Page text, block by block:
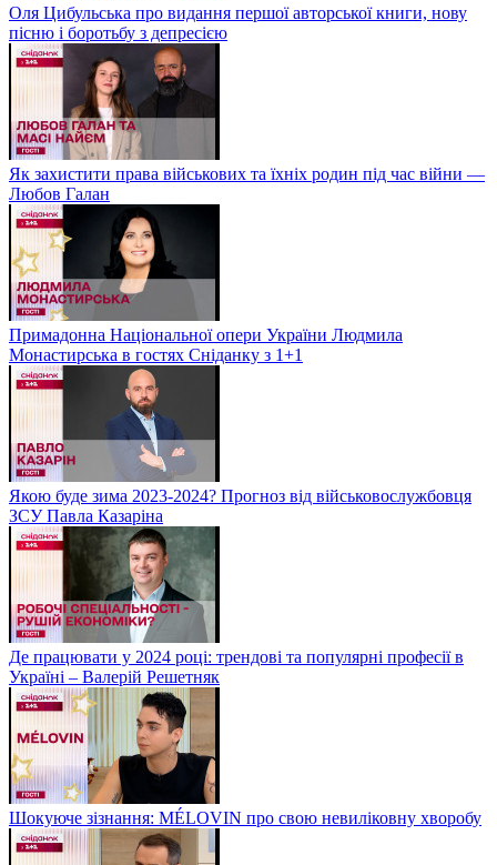
Оля Цибульська про видання першої авторської книги, нову
пісню і боротьбу з депресією
Як захистити права військових та їхніх родин під час війни —
Любов Галан
Примадонна Національної опери України Людмила
Монастирська в гостях Сніданку з 1+1
Якою буде зима 2023-2024? Прогноз від військовослужбовця
ЗСУ Павла Казаріна
Де працювати у 2024 році: трендові та популярні професії в
Україні – Валерій Решетняк
Шокуюче зізнання: MÉLOVIN про свою невиліковну хворобу